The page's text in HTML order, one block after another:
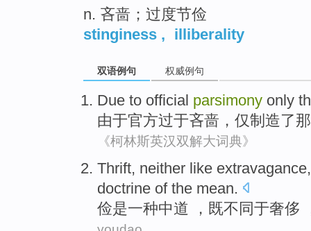
n. 吝啬；过度节俭
stinginess , illiberality
双语例句 权威例句
Due to official parsimony only
由于官方过于吝啬， 仅制造了那
《柯林斯英汉双解大词典》
Thrift, neither like extravagance
doctrine of the mean.
俭是一种中道 ， 既不同于奢侈